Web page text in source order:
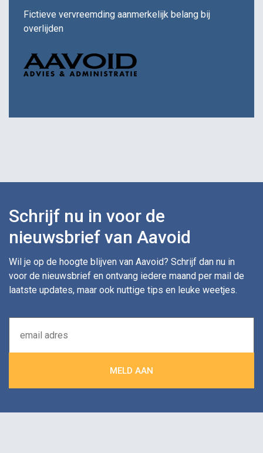
Fictieve vervreemding aanmerkelijk belang bij
overlijden
Schrijf nu in voor de
nieuwsbrief van Aavoid
Wil je op de hoogte blijven van Aavoid? Schrijf dan nu in
voor de nieuwsbrief en ontvang iedere maand per mail de
laatste updates, maar ook nuttige tips en leuke weetjes.